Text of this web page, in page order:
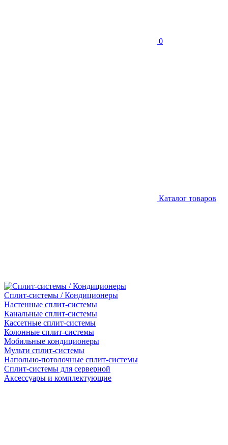
0
Каталог товаров
Сплит-системы / Кондиционеры
Настенные сплит-системы
Канальные сплит-системы
Кассетные сплит-системы
Колонные сплит-системы
Мобильные кондиционеры
Мульти сплит-системы
Напольно-потолочные сплит-системы
Сплит-системы для серверной
Аксессуары и комплектующие